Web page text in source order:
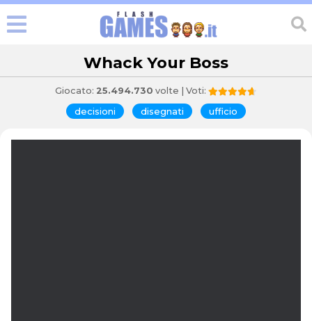
Whack Your Boss
Giocato: 25.494.730 volte | Voti:
decisioni disegnati ufficio